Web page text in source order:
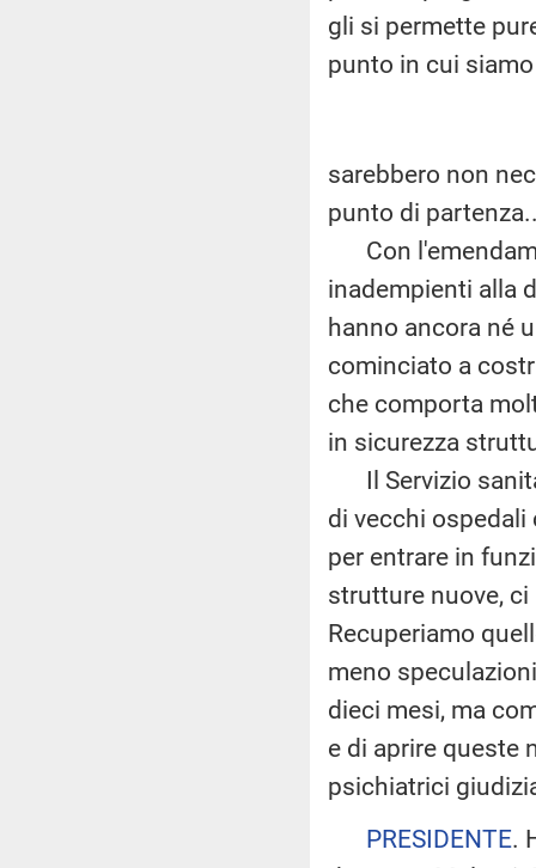
gli si permette
punto in cui
sarebbero non
punto di
Con
inadempienti alla
hanno ancora né
cominciato a
che comporta
in sicurezza
Il Servizio
di vecchi
per entrare in
strutture nuove,
Recuperiamo
meno
dieci mesi, ma
e di aprire queste
psichiatrici
PRESIDENTE.